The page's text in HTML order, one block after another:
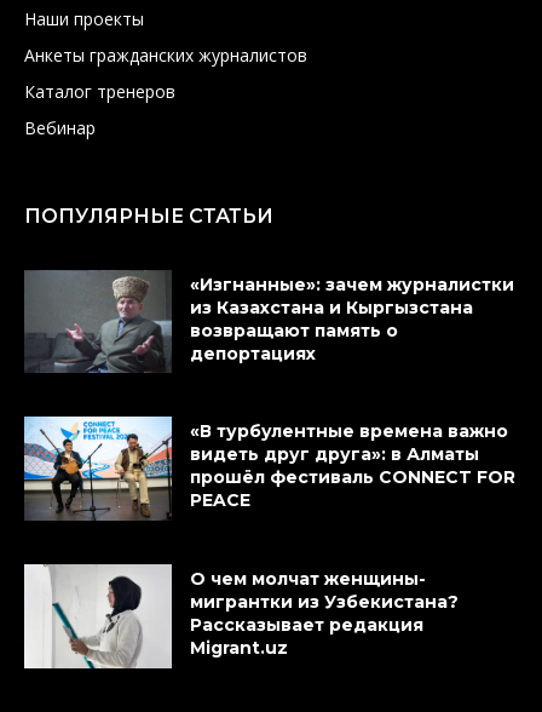
Наши проекты
Анкеты гражданских журналистов
Каталог тренеров
Вебинар
ПОПУЛЯРНЫЕ СТАТЬИ
«Изгнанные»: зачем журналистки
из Казахстана и Кыргызстана
возвращают память о
депортациях
«В турбулентные времена важно
видеть друг друга»: в Алматы
прошёл фестиваль CONNECT FOR
PEACE
О чем молчат женщины-
мигрантки из Узбекистана?
Рассказывает редакция
Migrant.uz